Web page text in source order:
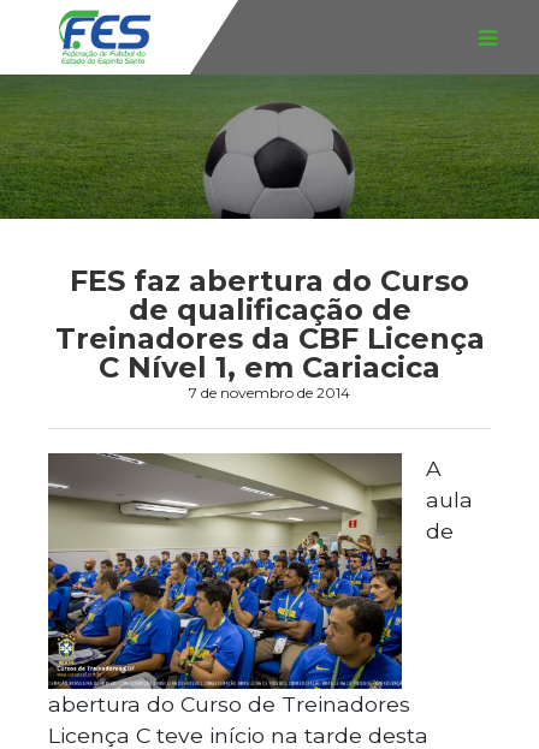
FES faz abertura do Curso
de qualificação de
Treinadores da CBF Licença
C Nível 1, em Cariacica
7 de novembro de 2014
A
aula
de
abertura do Curso de Treinadores
Licença C teve início na tarde desta